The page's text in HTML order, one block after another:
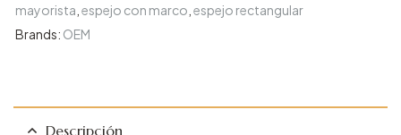
mayorista espejo con marco espejo rectangular
Brands: OEM
Descripción